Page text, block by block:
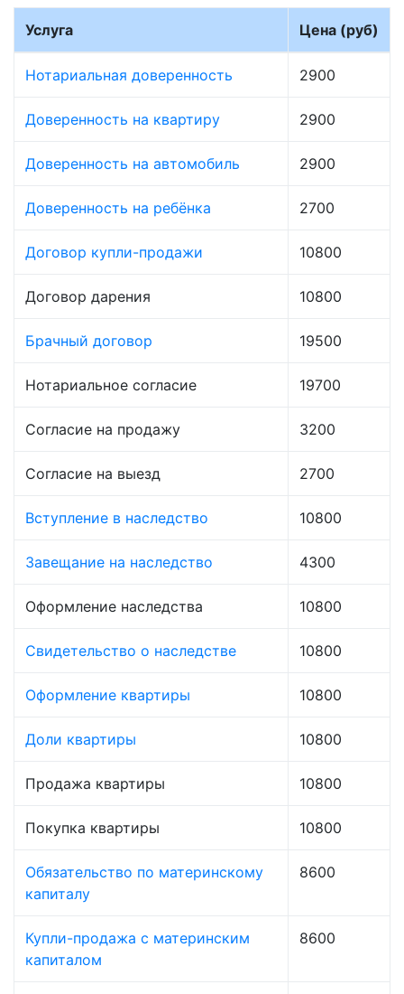
Услуга Цена (руб)
Нотариальная доверенность 2900
Доверенность на квартиру 2900
Доверенность на автомобиль 2900
Доверенность на ребёнка 2700
Договор купли-продажи 10800
Договор дарения 10800
Брачный договор 19500
Нотариальное согласие 19700
Согласие на продажу 3200
Согласие на выезд 2700
Вступление в наследство 10800
Завещание на наследство 4300
Оформление наследства 10800
Свидетельство о наследстве 10800
Оформление квартиры 10800
Доли квартиры 10800
Продажа квартиры 10800
Покупка квартиры 10800
Обязательство по материнскому
капиталу
8600
Купли-продажа с материнским
капиталом
8600